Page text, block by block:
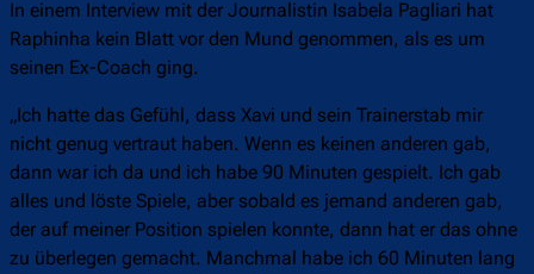
In einem Interview mit der Journalistin Isabela Pagliari hat
Raphinha kein Blatt vor den Mund genommen, als es um
seinen Ex-Coach ging.
„Ich hatte das Gefühl, dass Xavi und sein Trainerstab mir
nicht genug vertraut haben. Wenn es keinen anderen gab,
dann war ich da und ich habe 90 Minuten gespielt. Ich gab
alles und löste Spiele, aber sobald es jemand anderen gab,
der auf meiner Position spielen konnte, dann hat er das ohne
zu überlegen gemacht. Manchmal habe ich 60 Minuten lang